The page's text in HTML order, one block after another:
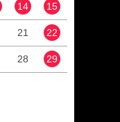
14 15
21 22
28 29